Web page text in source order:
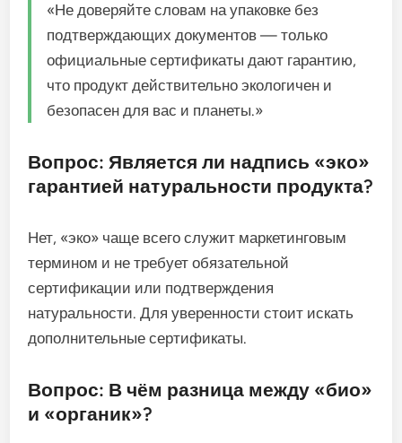
«Не доверяйте словам на упаковке без
подтверждающих документов — только
официальные сертификаты дают гарантию,
что продукт действительно экологичен и
безопасен для вас и планеты.»
Вопрос: Является ли надпись «эко»
гарантией натуральности продукта?
Нет, «эко» чаще всего служит маркетинговым
термином и не требует обязательной
сертификации или подтверждения
натуральности. Для уверенности стоит искать
дополнительные сертификаты.
Вопрос: В чём разница между «био»
и «органик»?